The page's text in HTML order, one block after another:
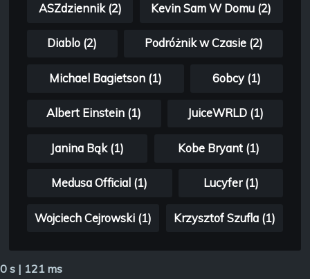
ASZdziennik (2) Kevin Sam W Domu (2)
Diablo (2) Podróżnik w Czasie (2)
Michael Bagietson (1) 6obcy (1)
Albert Einstein (1) JuiceWRLD (1)
Janina Bąk (1) Kobe Bryant (1)
Medusa Official (1) Lucyfer (1)
Wojciech Cejrowski (1) Krzysztof Szufla (1)
0 s | 121 ms